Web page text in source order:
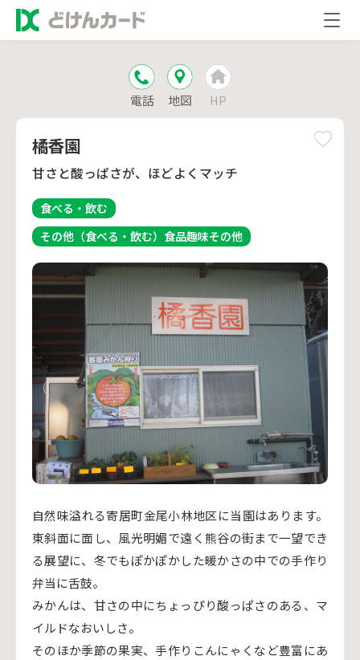
電話 地図 HP
橘香園
甘さと酸っぱさが、ほどよくマッチ
食べる・飲む
その他（食べる・飲む） 食品趣味その他
自然味溢れる寄居町金尾小林地区に当園はあります。
東斜面に面し、風光明媚で遠く熊谷の街まで一望でき
る展望に、冬でもぽかぽかした暖かさの中での手作り
弁当に舌鼓。
みかんは、甘さの中にちょっぴり酸っぱさのある、マ
イルドなおいしさ。
そのほか季節の果実、手作りこんにゃくなど豊富にあ